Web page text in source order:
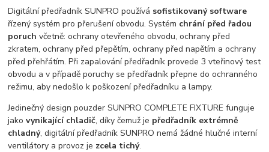
Digitální předřadník SUNPRO používá sofistikovaný software
řízený systém pro přerušení obvodu. Systém chrání před řadou
poruch včetně: ochrany otevřeného obvodu, ochrany před
zkratem, ochrany před přepětím, ochrany před napětím a ochrany
před přehřátím. Při zapalování předřadník provede 3 vteřinový test
obvodu a v případě poruchy se předřadník přepne do ochranného
režimu, aby nedošlo k poškození předřadníku a lampy.
Jedinečný design pouzder SUNPRO COMPLETE FIXTURE funguje
jakovynikající chladič, díky čemuž je předřadník extrémně
chladný, digitální předřadník SUNPRO nemá žádné hlučné interní
ventilátory a provoz je zcela tichý.